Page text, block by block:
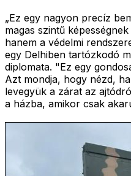
„Ez egy nagyon precíz
magas szintű
hanem a védelmi
egy Delhiben tartózkodó
diplomata. "Ez egy
Azt mondja, hogy nézd,
levegyük a zárat az
a házba, amikor csak